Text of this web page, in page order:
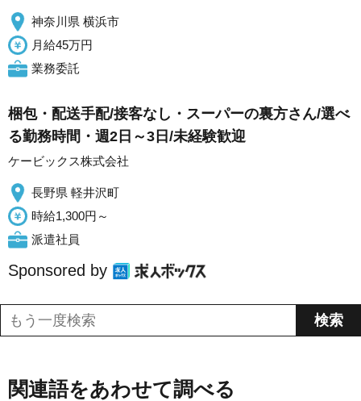
神奈川県 横浜市
月給45万円
業務委託
梱包・配送手配/接客なし・スーパーの裏方さん/選べ
る勤務時間・週2日～3日/未経験歓迎
ケービックス株式会社
長野県 軽井沢町
時給1,300円～
派遣社員
Sponsored by
関連語をあわせて調べる